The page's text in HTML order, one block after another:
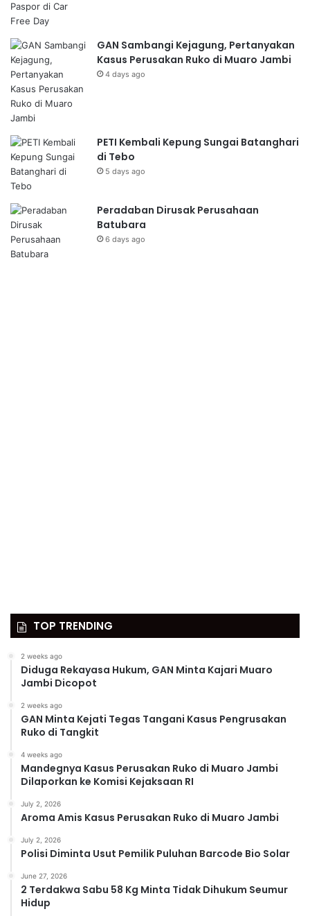
GAN Sambangi Kejagung, Pertanyakan
Kasus Perusakan Ruko di Muaro Jambi
4 days ago
PETI Kembali Kepung Sungai Batanghari
di Tebo
5 days ago
Peradaban Dirusak Perusahaan
Batubara
6 days ago
TOP TRENDING
2 weeks ago
Diduga Rekayasa Hukum, GAN Minta Kajari Muaro
Jambi Dicopot
2 weeks ago
GAN Minta Kejati Tegas Tangani Kasus Pengrusakan
Ruko di Tangkit
4 weeks ago
Mandegnya Kasus Perusakan Ruko di Muaro Jambi
Dilaporkan ke Komisi Kejaksaan RI
July 2, 2026
Aroma Amis Kasus Perusakan Ruko di Muaro Jambi
July 2, 2026
Polisi Diminta Usut Pemilik Puluhan Barcode Bio Solar
June 27, 2026
2 Terdakwa Sabu 58 Kg Minta Tidak Dihukum Seumur
Hidup